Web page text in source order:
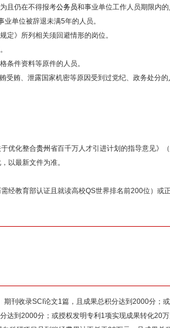
且仍在不得报考公务员和事业单位工作人员期限内的
业单位被辞退未满5年的人员。
定》所列相关须回避情形的岗位。
条件资料等原件的人员。
贿、泄露国家机密等原因受到过党纪、政务处分的
优化整合贵州省百千万人才引进计划的指导意见》
以最新文件为准。
经教育部认证且就读高校QS世界排名前200位）
刊收录SCI论文1篇，且成果总积分达到2000分；
达到2000分；或授权发明专利1项实现成果转化20